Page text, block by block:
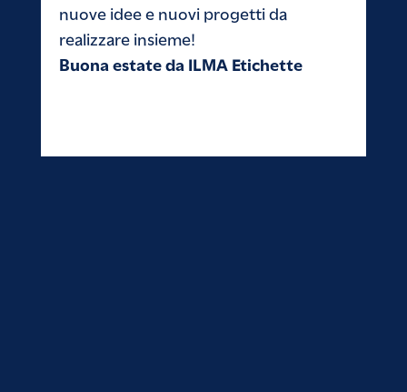
nuove idee e nuovi progetti da
realizzare insieme!
Buona estate da ILMA Etichette